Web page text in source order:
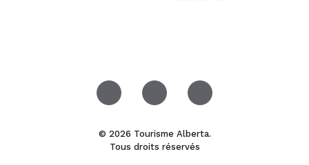
© 2026 Tourisme Alberta.
Tous droits réservés